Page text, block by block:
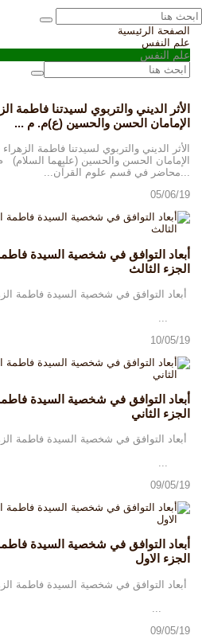
الصفحة الرئيسية
علم النفس
علم النفس
الأثر الديني والتربوي لسيدتنا فاطمة
الإمامان الحسن والحسين (ع)م. م ...
الأثر الديني والتربوي لسيدتنا فاطمة
الإمامان الحسن والحسين (عليهما
...محاضر في قسم علوم القرآن...
05/06/19
أبعاد التوافق في شخصية السيدة
الجزء الثالث
أبعاد التوافق في شخصية السيدة
المدرس / ايمان
10/05/19
أبعاد التوافق في شخصية السيدة
الجزء الثاني
أبعاد التوافق في شخصية السيدة
المدرس / ايمان
...
09/05/19
أبعاد التوافق في شخصية السيدة
الجزء الاول
أبعاد التوافق في شخصية السيدة
المدرس / ايمان
09/05/19